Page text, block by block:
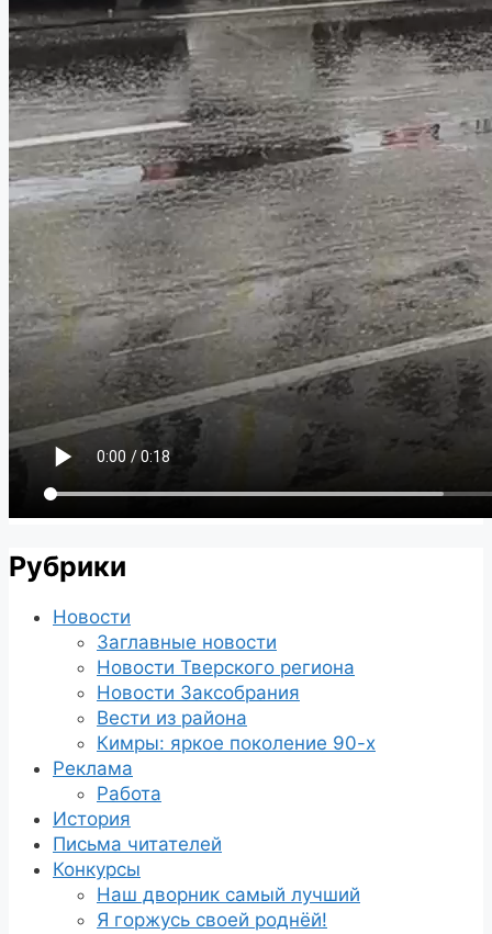
Рубрики
Новости
Заглавные новости
Новости Тверского региона
Новости Заксобрания
Вести из района
Кимры: яркое поколение 90-х
Реклама
Работа
История
Письма читателей
Конкурсы
Наш дворник самый лучший
Я горжусь своей роднёй!